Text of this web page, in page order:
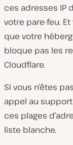
ces adresses IP
votre pare-feu.
que votre
bloque pas les
Cloudflare.
Si vous n’êtes
appel au
ces plages
liste blanche.